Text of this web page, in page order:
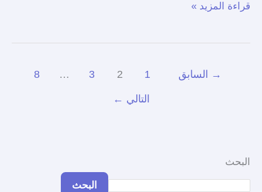
قراءة المزيد »
→ السابق 1
2
3
…
8
التالي ←
البحث
البحث